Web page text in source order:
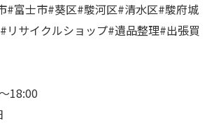
#富士市#葵区#駿河区#清水区#駿府城
リサイクルショップ#遺品整理#出張買
18:00